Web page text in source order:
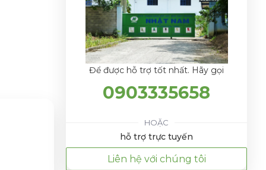
Để được hỗ trợ tốt nhất. Hãy gọi
0903335658
HOẶC
hỗ trợ trực tuyến
Liên hệ với chúng tôi